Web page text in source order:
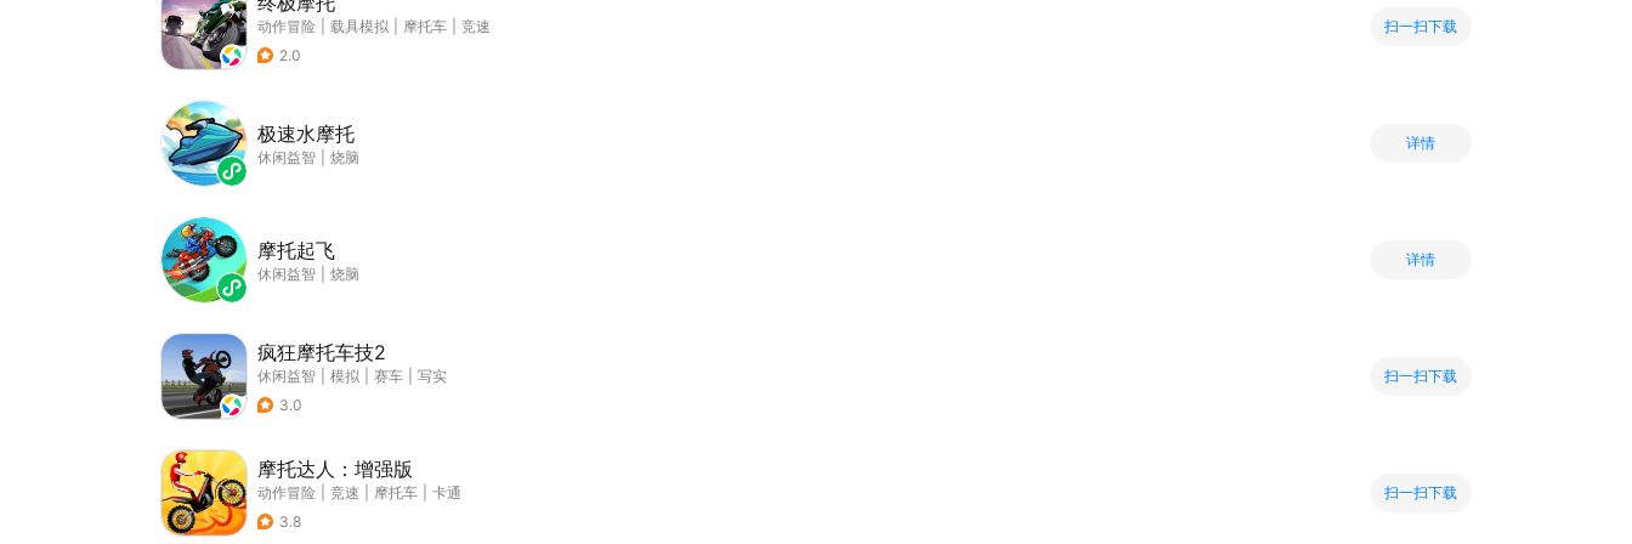
动作冒险 载具模拟 摩托车
竞速
2.0
扫一扫下载
极速水摩托
休闲益智 烧脑
详情
摩托起飞
休闲益智 烧脑
详情
疯狂摩托车技2
休闲益智 模拟 赛车
写实
3.0
扫一扫下载
摩托达人：增强版
动作冒险 竞速 摩托车
卡通
3.8
扫一扫下载